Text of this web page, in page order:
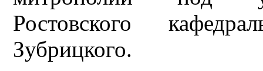
Ростовского
Зубрицкого.